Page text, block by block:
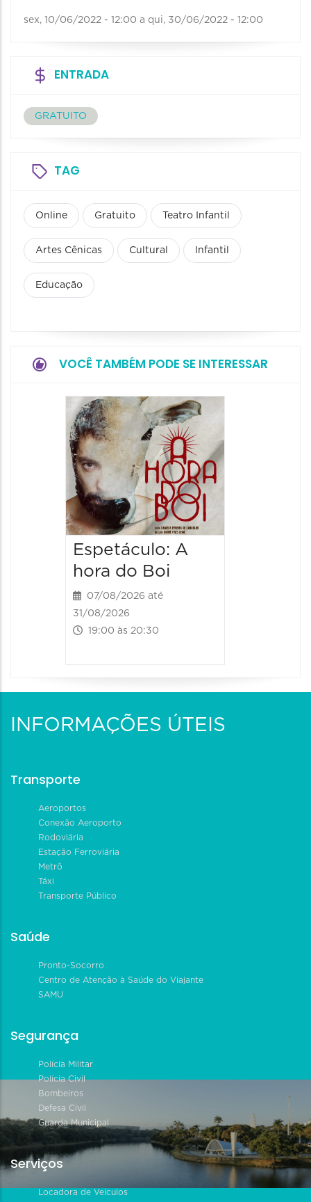
sex, 10/06/2022 - 12:00 a qui, 30/06/2022 - 12:00
ENTRADA
GRATUITO
TAG
Online Gratuito Teatro Infantil
Artes Cênicas Cultural Infantil
Educação
VOCÊ TAMBÉM PODE SE INTERESSAR
Espetáculo: A
hora do Boi
07/08/2026 até
31/08/2026
19:00 às 20:30
INFORMAÇÕES ÚTEIS
Transporte
Aeroportos
Conexão Aeroporto
Rodoviária
Estação Ferroviária
Metrô
Táxi
Transporte Público
Saúde
Pronto-Socorro
Centro de Atenção à Saúde do Viajante
SAMU
Segurança
Polícia Militar
Polícia Civil
Bombeiros
Defesa Civil
Guarda Municipal
Serviços
Locadora de Veículos